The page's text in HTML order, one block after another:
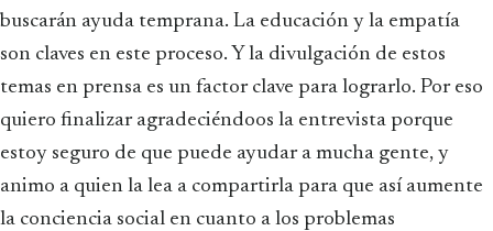
buscarán ayuda temprana. La educación y la empatía
son claves en este proceso. Y la divulgación de estos
temas en prensa es un factor clave para lograrlo. Por eso
quiero finalizar agradeciéndoos la entrevista porque
estoy seguro de que puede ayudar a mucha gente, y
animo a quien la lea a compartirla para que así aumente
la conciencia social en cuanto a los problemas